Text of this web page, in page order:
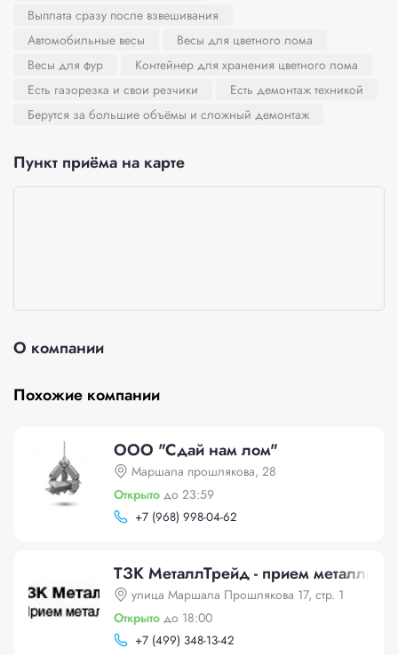
Выплата сразу после взвешивания
Автомобильные весы
Весы для цветного лома
Весы для фур
Контейнер для хранения цветного лома
Есть газорезка и свои резчики
Есть демонтаж техникой
Берутся за большие объёмы и сложный демонтаж
Пункт приёма на карте
О компании
Похожие компании
ООО "Сдай нам лом"
Маршала прошлякова, 28
Открыто до 23:59
+7 (968) 998-04-62
ТЗК МеталлТрейд - прием
улица Маршала Прошлякова 17, стр. 1
Открыто до 18:00
+7 (499) 348-13-42